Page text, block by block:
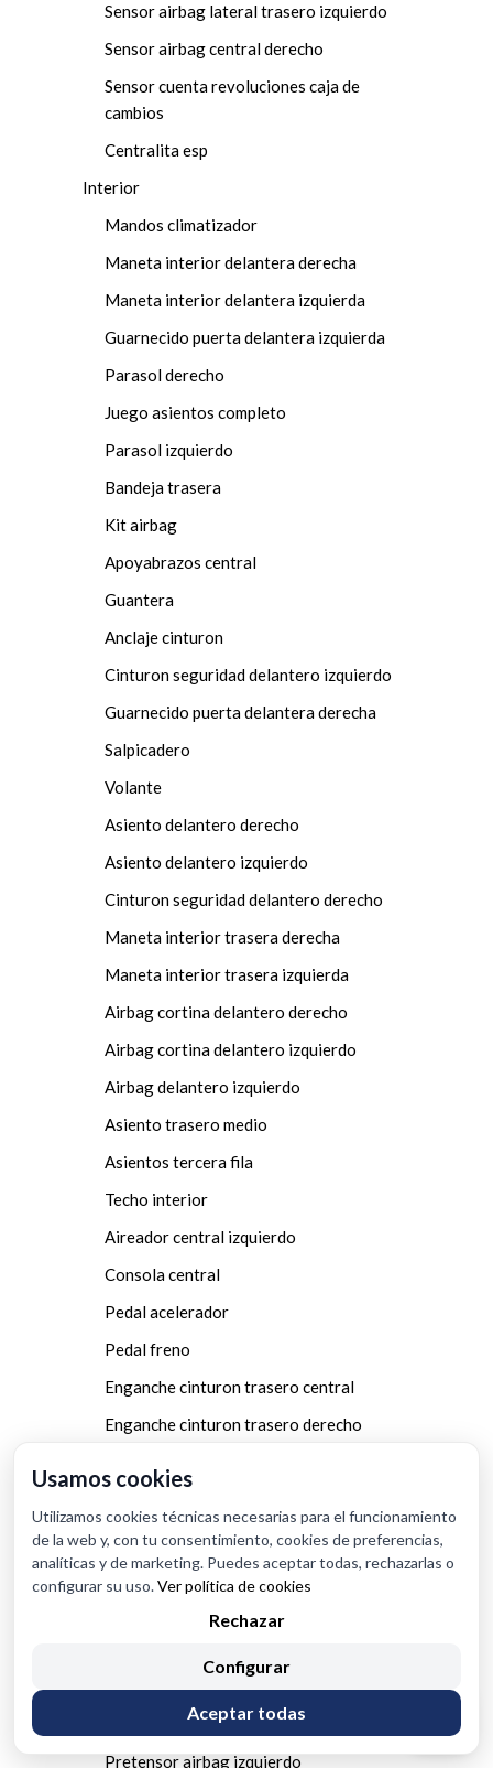
Sensor airbag lateral trasero izquierdo
Sensor airbag central derecho
Sensor cuenta revoluciones caja de
cambios
Centralita esp
Interior
Mandos climatizador
Maneta interior delantera derecha
Maneta interior delantera izquierda
Guarnecido puerta delantera izquierda
Parasol derecho
Juego asientos completo
Parasol izquierdo
Bandeja trasera
Kit airbag
Apoyabrazos central
Guantera
Anclaje cinturon
Cinturon seguridad delantero izquierdo
Guarnecido puerta delantera derecha
Salpicadero
Volante
Asiento delantero derecho
Asiento delantero izquierdo
Cinturon seguridad delantero derecho
Maneta interior trasera derecha
Maneta interior trasera izquierda
Airbag cortina delantero derecho
Airbag cortina delantero izquierdo
Airbag delantero izquierdo
Asiento trasero medio
Asientos tercera fila
Techo interior
Aireador central izquierdo
Consola central
Pedal acelerador
Pedal freno
Enganche cinturon trasero central
Enganche cinturon trasero derecho
Cinturon seguridad trasero derecho
Cinturon seguridad trasero izquierdo
Pretensor airbag derecho
Embellecedor
Rejilla aireadora
Pretensor airbag izquierdo
Usamos cookies
Utilizamos cookies técnicas necesarias para el funcionamiento
de la web y, con tu consentimiento, cookies de preferencias,
analíticas y de marketing. Puedes aceptar todas, rechazarlas o
configurar su uso.Ver política de cookies
Rechazar
Configurar
Aceptar todas